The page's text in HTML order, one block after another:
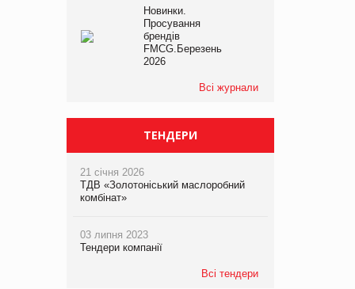
Новинки.
Просування
брендів
FMCG.Березень
2026
Всі журнали
ТЕНДЕРИ
21 січня 2026
ТДВ «Золотоніський маслоробний
комбінат»
03 липня 2023
Тендери компанії
Всі тендери